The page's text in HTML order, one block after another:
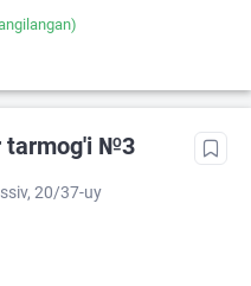
tarmog'i №3
20/37-uy